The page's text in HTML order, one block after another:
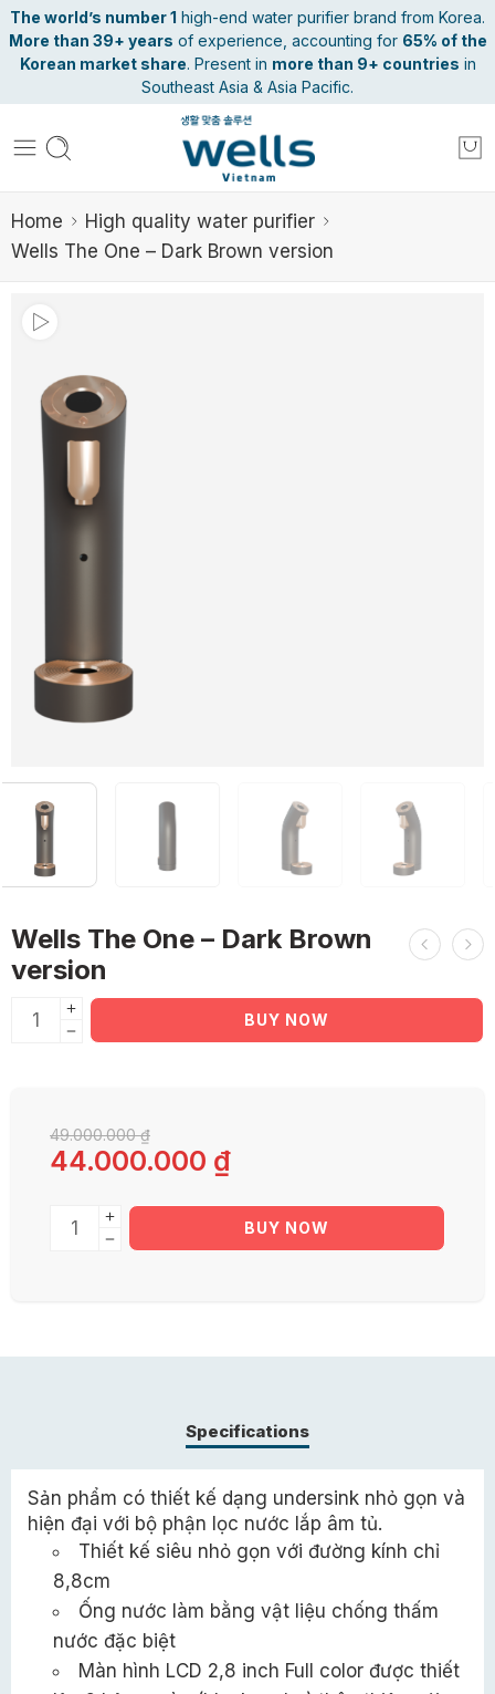
The world’s number 1 high-end water purifier brand from Korea.
More than 39+ years of experience, accounting for 65% of the
Korean market share. Present in more than 9+ countries in
Southeast Asia & Asia Pacific.
Home
High quality water purifier
Wells The One – Dark Brown version
Wells The One – Dark Brown
version
BUY NOW
49.000.000₫
44.000.000 ₫
BUY NOW
Specifications
Sản phẩm có thiết kế dạng undersink nhỏ gọn và
hiện đại với bộ phận lọc nước lắp âm tủ.
Thiết kế siêu nhỏ gọn với đường kính chỉ
8,8cm
Ống nước làm bằng vật liệu chống thấm
nước đặc biệt
Màn hình LCD 2,8 inch Full color được thiết